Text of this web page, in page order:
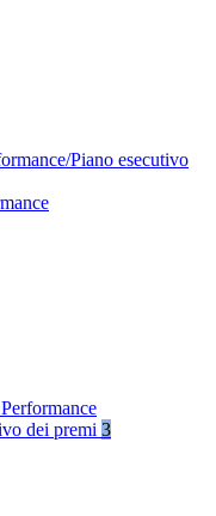
Piano esecutivo
dei premi 3